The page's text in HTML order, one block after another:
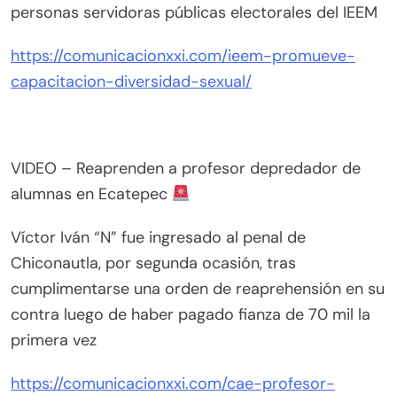
personas servidoras públicas electorales del IEEM
https://comunicacionxxi.com/ieem-promueve-
capacitacion-diversidad-sexual/
VIDEO – Reaprenden a profesor depredador de
alumnas en Ecatepec
Víctor Iván “N” fue ingresado al penal de
Chiconautla, por segunda ocasión, tras
cumplimentarse una orden de reaprehensión en su
contra luego de haber pagado fianza de 70 mil la
primera vez
https://comunicacionxxi.com/cae-profesor-